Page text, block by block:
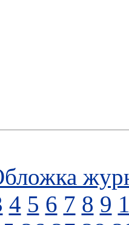
4 5 6 7 8 9